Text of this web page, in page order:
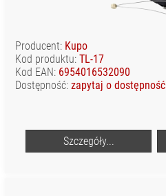
Producent: Kupo
Kod produktu: TL-17
Kod EAN: 6954016532090
Dostępność: zapytaj o dostępność
Szczegóły...